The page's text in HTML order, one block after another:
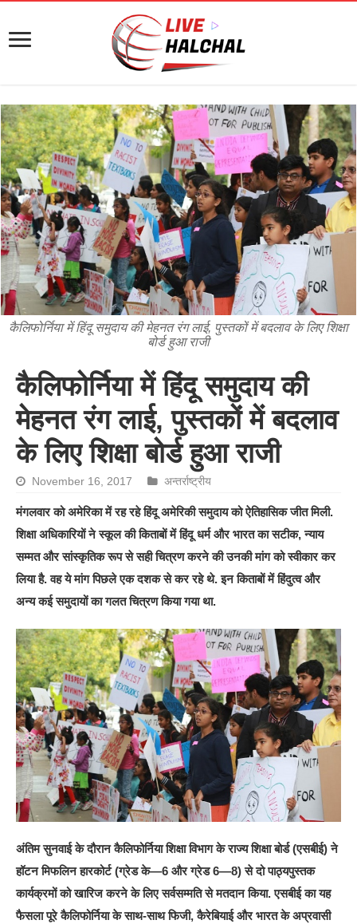
कैलिफोर्निया में हिंदू समुदाय की मेहनत रंग लाई, पुस्तकों में बदलाव के लिए शिक्षा
बोर्ड हुआ राजी
कैलिफोर्निया में हिंदू समुदाय की
मेहनत रंग लाई, पुस्तकों में बदलाव
के लिए शिक्षा बोर्ड हुआ राजी
November 16, 2017 अन्तर्राष्ट्रीय
मंगलवार को अमेरिका में रह रहे हिंदू अमेरिकी समुदाय को ऐतिहासिक जीत मिली.
शिक्षा अधिकारियों ने स्कूल की किताबों में हिंदू धर्म और भारत का सटीक, न्याय
सम्मत और सांस्‍कृतिक रूप से सही चित्रण करने की उनकी मांग को स्वीकार कर
लिया है. वह ये मांग पिछले एक दशक से कर रहे थे. इन किताबों में हिंदुत्व और
अन्य कई समुदायों का गलत चित्रण किया गया था.
अंतिम सुनवाई के दौरान कैलिफोर्निया शिक्षा विभाग के राज्य शिक्षा बोर्ड (एसबीई) ने
हॉटन मिफलिन हारकोर्ट (ग्रेड के—6 और ग्रेड 6—8) से दो पाठ्यपुस्तक
कार्यक्रमों को खारिज करने के लिए सर्वसम्मति से मतदान किया. एसबीई का यह
फैसला पूरे कैलिफोर्निया के साथ-साथ फिजी, कैरेबियाई और भारत के अप्रवासी